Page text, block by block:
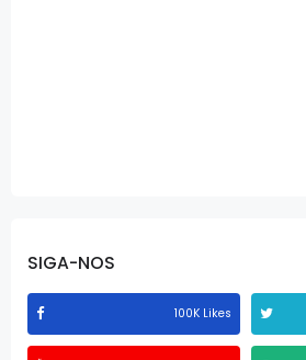
SIGA-NOS
100K Likes